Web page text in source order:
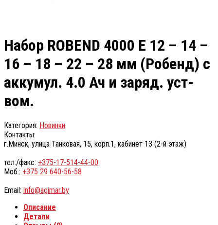
Набор ROBEND 4000 Е 12 – 14 –
16 – 18 – 22 – 28 мм (Робенд) с
аккумул. 4.0 Ач и заряд. уст-
вом.
Категория: Новинки
Контакты:
г.Минск, улица Танковая, 15, корп.1, кабинет 13 (2-й этаж)
тел./факс: +375-17-514-44-00
Моб.: +375 29 640-56-58
Email: info@agimar.by
Описание
Детали